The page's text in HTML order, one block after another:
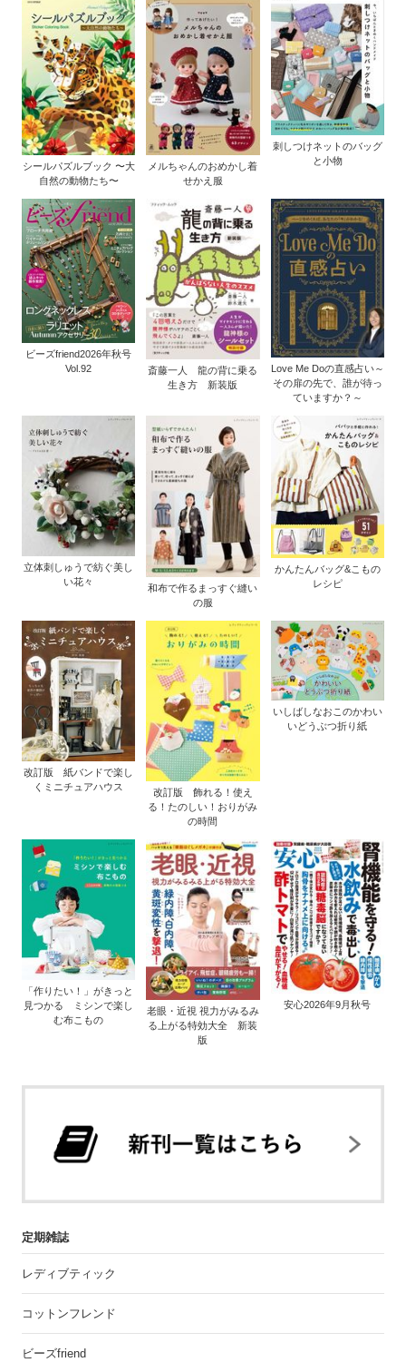
シールパズルブック 〜大
自然の動物たち〜
メルちゃんのおめかし着
せかえ服
刺しつけネットのバッグ
と小物
ビーズfriend2026年秋号
Vol.92
斎藤一人 龍の背に乗る
生き方 新装版
Love Me Doの直感占い～
その扉の先で、誰が待っ
ていますか？～
立体刺しゅうで紡ぐ美し
い花々
和布で作るまっすぐ縫い
の服
かんたんバッグ&こもの
レシピ
改訂版 紙バンドで楽し
くミニチュアハウス
改訂版 飾れる！使え
る！たのしい！おりがみ
の時間
いしばしなおこのかわい
いどうぶつ折り紙
「作りたい！」がきっと
見つかる ミシンで楽し
む布こもの
老眼・近視 視力がみるみ
る上がる特効大全 新装
版
安心2026年9月秋号
定期雑誌
レディブティック
コットンフレンド
ビーズfriend